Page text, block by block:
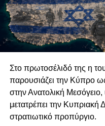
συνεργασία και θα
πραγματικά ευρωπαϊκών
τομέα. Παράλληλα, η
πρέπει να παραμείνουν
συντονιστικό ρόλο της
αυτό που φαίνεται να
βιομηχανία είναι
δημιουργία μιας ενιαίας
στόχος που δεν
Στο πρωτοσέλιδό της η
παρουσιάζει την Κύπρο
στην Ανατολική Μεσόγειο,
μετατρέπει την Κυπριακή
στρατιωτικό προπύργιο.